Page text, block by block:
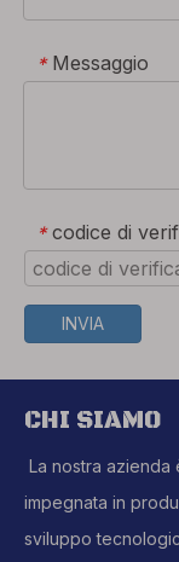
* Messaggio
* codice di
INVIA
CHI SIAMO
La nostra
impegnata in
sviluppo